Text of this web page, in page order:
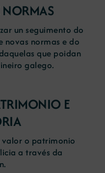
un seguimento do
novas normas e do
que poidan
galego.
E
valor o patrimonio
a través da